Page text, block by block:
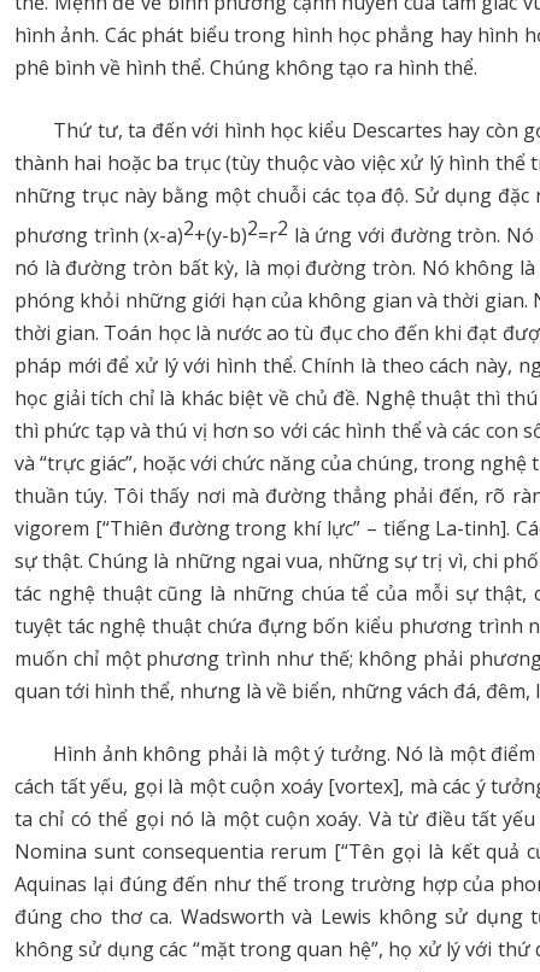
hình ảnh. Các phát biểu trong hình học phẳng hay hình
phê bình về hình thể. Chúng không tạo ra hình thể.
Thứ tư, ta đến với hình học kiểu Descartes hay còn
thành hai hoặc ba trục (tùy thuộc vào việc xử lý hình
những trục này bằng một chuỗi các tọa độ. Sử dụng
phương trình (x-a)2+(y-b)2=r2 là ứng với đường tròn.
nó là đường tròn bất kỳ, là mọi đường tròn. Nó không
phóng khỏi những giới hạn của không gian và thời
thời gian. Toán học là nước ao tù đục cho đến khi đạt
pháp mới để xử lý với hình thể. Chính là theo cách này,
học giải tích chỉ là khác biệt về chủ đề. Nghệ thuật thì
thì phức tạp và thú vị hơn so với các hình thể và các con
và “trực giác”, hoặc với chức năng của chúng, trong
thuần túy. Tôi thấy nơi mà đường thẳng phải đến, rõ
vigorem [“Thiên đường trong khí lực” – tiếng La-tinh].
sự thật. Chúng là những ngai vua, những sự trị vì, chi
tác nghệ thuật cũng là những chúa tể của mỗi sự thật,
tuyệt tác nghệ thuật chứa đựng bốn kiểu phương trình
muốn chỉ một phương trình như thế; không phải
quan tới hình thể, nhưng là về biển, những vách đá,
Hình ảnh không phải là một ý tưởng. Nó là một
cách tất yếu, gọi là một cuộn xoáy [vortex], mà các ý
ta chỉ có thể gọi nó là một cuộn xoáy. Và từ điều tất
Nomina sunt consequentia rerum [“Tên gọi là kết quả
Aquinas lại đúng đến như thế trong trường hợp của
đúng cho thơ ca. Wadsworth và Lewis không sử
không sử dụng các “mặt trong quan hệ”, họ xử lý với